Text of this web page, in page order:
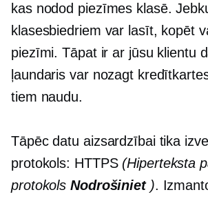
kas nodod piezīmes klasē.
klasesbiedriem var lasīt, kopēt
piezīmi. Tāpat ir ar jūsu klientu
ļaundaris var nozagt
tiem naudu.
Tāpēc datu aizsardzībai tika
protokols: HTTPS (Hiperteksta
protokolsNodrošiniet ).